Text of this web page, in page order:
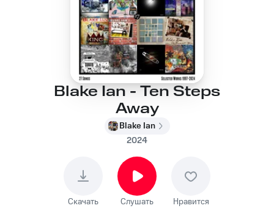
Blake Ian - Ten Steps
Away
Blake Ian
2024
Скачать Слушать Нравится